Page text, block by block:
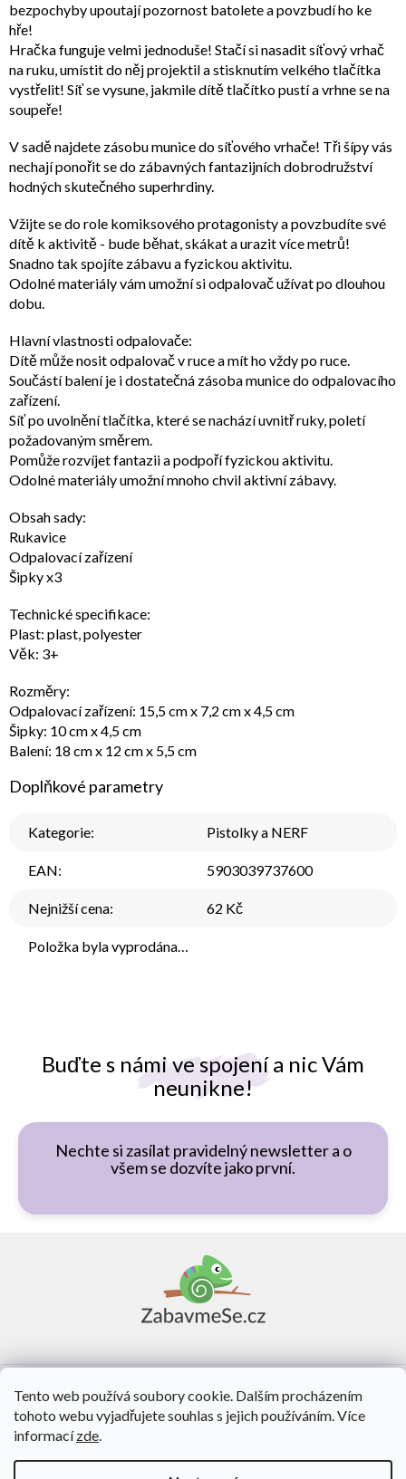
Tento web používá soubory cookie. Dalším procházením
tohoto webu vyjadřujete souhlas s jejich používáním. Více
informacízde.
Buďte s námi ve spojení a nic Vám
neunikne!
Nechte si zasílat pravidelný newsletter a o
všem se dozvíte jako první.
bezpochyby upoutají pozornost batolete a povzbudí ho ke
hře!
Hračka funguje velmi jednoduše! Stačí si nasadit síťový vrhač
na ruku, umístit do něj projektil a stisknutím velkého tlačítka
vystřelit! Síť se vysune, jakmile dítě tlačítko pustí a vrhne se na
soupeře!
V sadě najdete zásobu munice do síťového vrhače! Tři šípy vás
nechají ponořit se do zábavných fantazijních dobrodružství
hodných skutečného superhrdiny.
Vžijte se do role komiksového protagonisty a povzbudíte své
dítě k aktivitě - bude běhat, skákat a urazit více metrů!
Snadno tak spojíte zábavu a fyzickou aktivitu.
Odolné materiály vám umožní si odpalovač užívat po dlouhou
dobu.
Hlavní vlastnosti odpalovače:
Dítě může nosit odpalovač v ruce a mít ho vždy po ruce.
Součástí balení je i dostatečná zásoba munice do odpalovacího
zařízení.
Síť po uvolnění tlačítka, které se nachází uvnitř ruky, poletí
požadovaným směrem.
Pomůže rozvíjet fantazii a podpoří fyzickou aktivitu.
Odolné materiály umožní mnoho chvil aktivní zábavy.
Obsah sady:
Rukavice
Odpalovací zařízení
Šipky x3
Technické specifikace:
Plast: plast, polyester
Věk: 3+
Rozměry:
Odpalovací zařízení: 15,5 cm x 7,2 cm x 4,5 cm
Šipky: 10 cm x 4,5 cm
Balení: 18 cm x 12 cm x 5,5 cm
Doplňkové parametry
Kategorie: Pistolky a NERF
EAN: 5903039737600
Nejnižší cena: 62 Kč
Položka byla vyprodána…
O nás